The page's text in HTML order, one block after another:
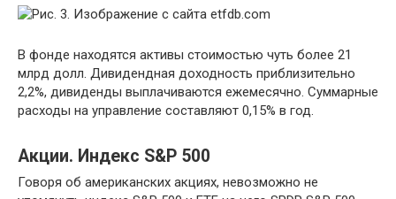
В фонде находятся активы стоимостью чуть более 21
млрд долл. Дивидендная доходность приблизительно
2,2%, дивиденды выплачиваются ежемесячно. Суммарные
расходы на управление составляют 0,15% в год.
Акции. Индекс S&P 500
Говоря об американских акциях, невозможно не